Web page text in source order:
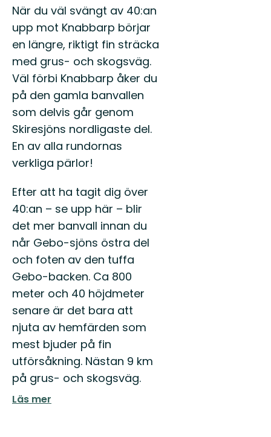
När du väl svängt av 40:an
upp mot Knabbarp börjar
en längre, riktigt fin sträcka
med grus- och skogsväg.
Väl förbi Knabbarp åker du
på den gamla banvallen
som delvis går genom
Skiresjöns nordligaste del.
En av alla rundornas
verkliga pärlor!
Efter att ha tagit dig över
40:an – se upp här – blir
det mer banvall innan du
når Gebo-sjöns östra del
och foten av den tuffa
Gebo-backen. Ca 800
meter och 40 höjdmeter
senare är det bara att
njuta av hemfärden som
mest bjuder på fin
utförsåkning. Nästan 9 km
på grus- och skogsväg.
Läs mer